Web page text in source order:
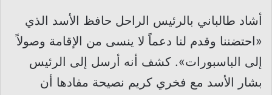
أشاد طالباني بالرئيس الراحل حافظ الأسد الذي
«احتضننا وقدم لنا دعماً لا ينسى من الإقامة وصولاً
إلى الباسبورات». كشف أنه أرسل إلى الرئيس
بشار الأسد مع فخري كريم نصيحة مفادها أن